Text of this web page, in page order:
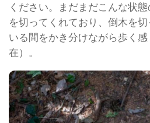
ください。まだまだこんな状
を切ってくれており、倒木を
いる間をかき分けながら歩く感
在）。